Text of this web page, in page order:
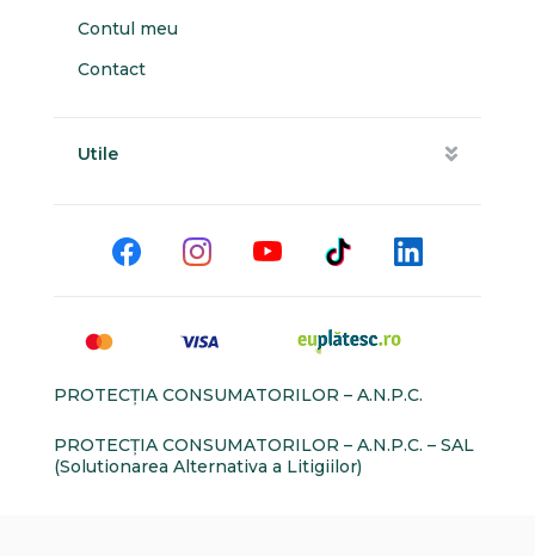
Contul meu
Contact
Utile
PROTECŢIA CONSUMATORILOR – A.N.P.C.
PROTECŢIA CONSUMATORILOR – A.N.P.C. – SAL
(Solutionarea Alternativa a Litigiilor)